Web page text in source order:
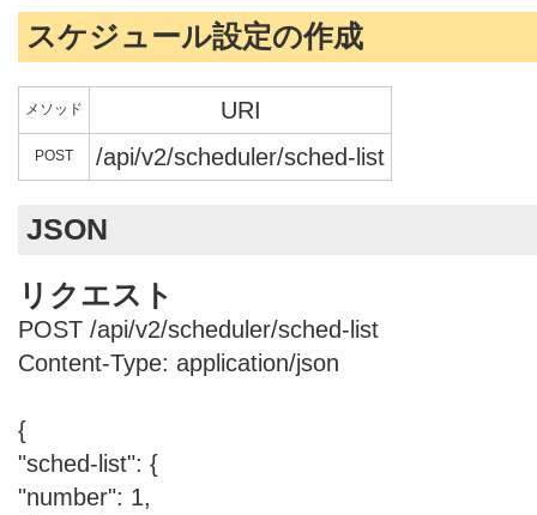
スケジュール設定の作成
メソッド URI
POST /api/v2/scheduler/sched-list
JSON
リクエスト
POST /api/v2/scheduler/sched-list
Content-Type: application/json
{
"sched-list": {
"number": 1,